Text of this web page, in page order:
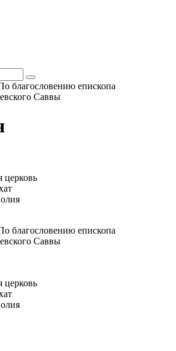
благословению епископа
Саввы
церковь
благословению епископа
Саввы
церковь